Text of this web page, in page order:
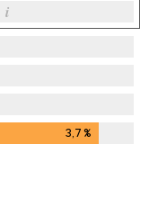
i
3,7%